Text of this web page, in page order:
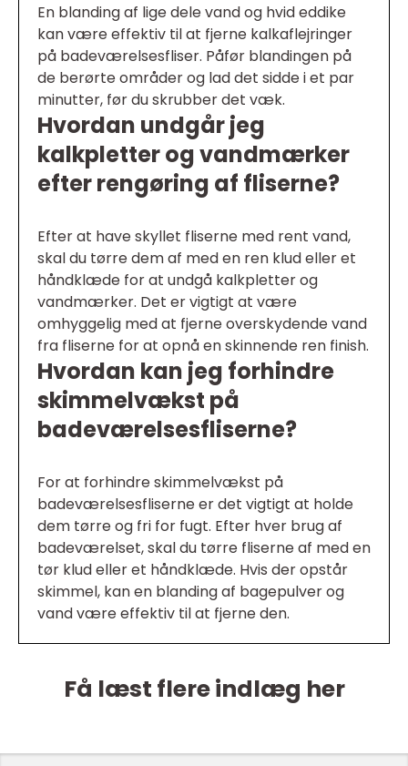
En blanding af lige dele vand og hvid eddike
kan være effektiv til at fjerne kalkaflejringer
på badeværelsesfliser. Påfør blandingen på
de berørte områder og lad det sidde i et par
minutter, før du skrubber det væk.
Hvordan undgår jeg
kalkpletter og vandmærker
efter rengøring af fliserne?
Efter at have skyllet fliserne med rent vand,
skal du tørre dem af med en ren klud eller et
håndklæde for at undgå kalkpletter og
vandmærker. Det er vigtigt at være
omhyggelig med at fjerne overskydende vand
fra fliserne for at opnå en skinnende ren finish.
Hvordan kan jeg forhindre
skimmelvækst på
badeværelsesfliserne?
For at forhindre skimmelvækst på
badeværelsesfliserne er det vigtigt at holde
dem tørre og fri for fugt. Efter hver brug af
badeværelset, skal du tørre fliserne af med en
tør klud eller et håndklæde. Hvis der opstår
skimmel, kan en blanding af bagepulver og
vand være effektiv til at fjerne den.
Få læst flere indlæg her